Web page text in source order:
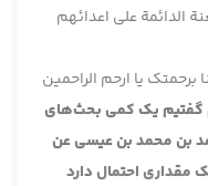
الدائمة علی اعدائهم
یا ارحم الراحمین
گفتیم یک کمی بحث‌های
بن محمد بن عیسی عن
احتمال دارد